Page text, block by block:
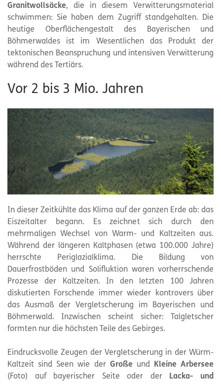
Granitwollsäcke, die in diesem Verwitterungsmaterial
schwimmen: Sie haben dem Zugriff standgehalten. Die
heutige Oberflächengestalt des Bayerischen und
Böhmerwaldes ist im Wesentlichen das Produkt der
tektonischen Beanspruchung und intensiven Verwitterung
während des Tertiärs.
Vor 2 bis 3 Mio. Jahren
In dieser Zeitkühlte das Klima auf der ganzen Erde ab: das
Eiszeitalter begann. Es zeichnet sich durch den
mehrmaligen Wechsel von Warm- und Kaltzeiten aus.
Während der längeren Kaltphasen (etwa 100.000 Jahre)
herrschte Periglazialklima. Die Bildung von
Dauerfrostböden und Solifluktion waren vorherrschende
Prozesse der Kaltzeiten. In den letzten 100 Jahren
diskutierten Forschende immer wieder kontrovers über
das Ausmaß der Vergletscherung im Bayerischen und
Böhmerwald. Inzwischen scheint sicher: Talgletscher
formten nur die höchsten Teile des Gebirges.
Eindrucksvolle Zeugen der Vergletscherung in der Würm-
Kaltzeit sind Seen wie der Große und Kleine Arbersee
(Foto) auf bayerischer Seite oder der Lacka- und